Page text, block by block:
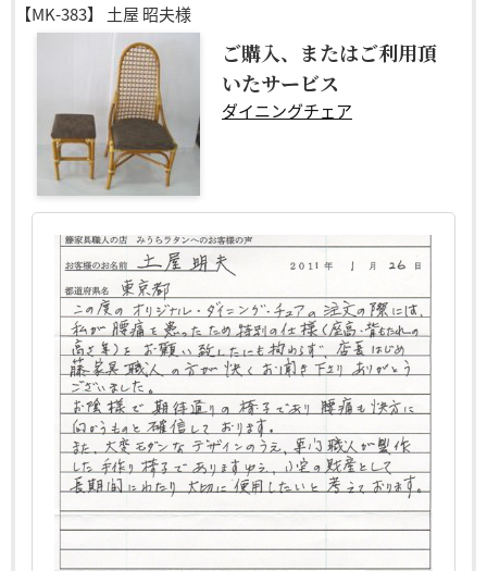
【MK-383】 土屋 昭夫様
ご購入、またはご利用頂
いたサービス
ダイニングチェア